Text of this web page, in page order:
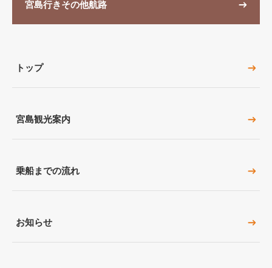
宮島行きその他航路
トップ
宮島観光案内
乗船までの流れ
お知らせ